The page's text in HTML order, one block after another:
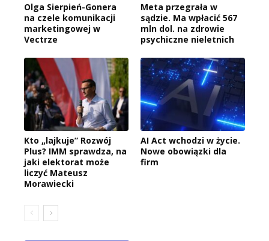
Olga Sierpień-Gonera
na czele komunikacji
marketingowej w
Vectrze
Meta przegrała w
sądzie. Ma wpłacić 567
mln dol. na zdrowie
psychiczne nieletnich
Kto „lajkuje” Rozwój
Plus? IMM sprawdza, na
jaki elektorat może
liczyć Mateusz
Morawiecki
AI Act wchodzi w życie.
Nowe obowiązki dla
firm